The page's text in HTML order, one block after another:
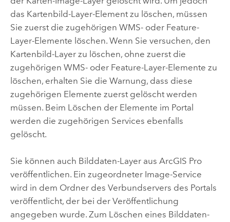
das Kartenbild-Layer-Element zu löschen, müssen
Sie zuerst die zugehörigen WMS- oder Feature-
Layer-Elemente löschen. Wenn Sie versuchen, den
Kartenbild-Layer zu löschen, ohne zuerst die
zugehörigen WMS- oder Feature-Layer-Elemente zu
löschen, erhalten Sie die Warnung, dass diese
zugehörigen Elemente zuerst gelöscht werden
müssen. Beim Löschen der Elemente im Portal
werden die zugehörigen Services ebenfalls
gelöscht.
Sie können auch Bilddaten-Layer aus ArcGIS Pro
veröffentlichen. Ein zugeordneter Image-Service
wird in dem Ordner des Verbundservers des Portals
veröffentlicht, der bei der Veröffentlichung
angegeben wurde. Zum Löschen eines Bilddaten-